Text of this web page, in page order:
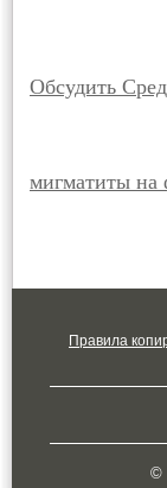
Обсудить
мигматиты на
Правила
©